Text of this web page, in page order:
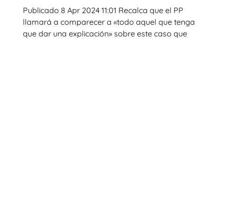
Publicado 8 Apr 2024 11:01 Recalca que el PP
llamará a comparecer a «todo aquel que tenga
que dar una explicación» sobre este caso que